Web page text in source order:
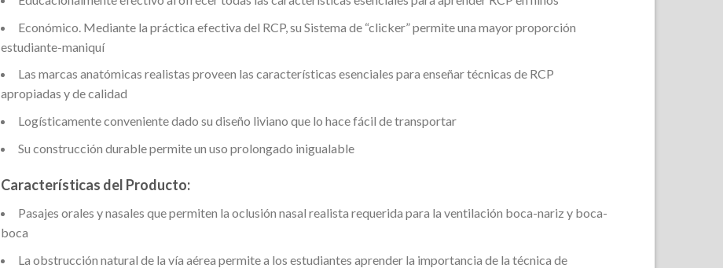
Económico. Mediante la práctica efectiva del RCP, su Sistema de “clicker” permite una mayor proporción
estudiante-maniquí
Las marcas anatómicas realistas proveen las características esenciales para enseñar técnicas de RCP
apropiadas y de calidad
Logísticamente conveniente dado su diseño liviano que lo hace fácil de transportar
Su construcción durable permite un uso prolongado inigualable
Características del Producto:
Pasajes orales y nasales que permiten la oclusión nasal realista requerida para la ventilación boca-nariz y boca-
boca
La obstrucción natural de la vía aérea permite a los estudiantes aprender la importancia de la técnica de